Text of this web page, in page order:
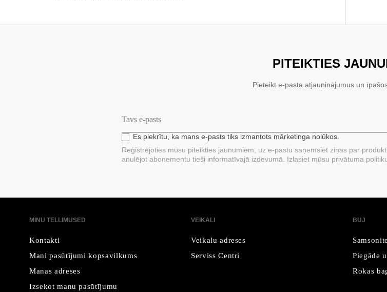
PITEIKTIES
Pieteikt e-pasta atjauninājumus un
Es piekrītu, ka mans e-pasts tiks izmantots mārketinga nolūkos.
Reģistrējoties mūsu piteikties jaunumiem, uz e-pastu saņemsiet ziņas par
anulējot abonementu tieši informatīvajā izdevumā. Izlasiet mūsu privātuma
MINU TELLIMUSED
Kontakti
Mani pasūtījumi kopsavilkums
Manas adreses
Izsekot manu pasūtījumu
VEIKALI
Veikalu adreses
Serviss Centri
BUJ
Piegāde
Rokas